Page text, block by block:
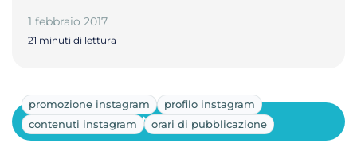
1 febbraio 2017
21 minuti di lettura
promozione instagram
profilo instagram
contenuti instagram
orari di pubblicazione
Mostra altri